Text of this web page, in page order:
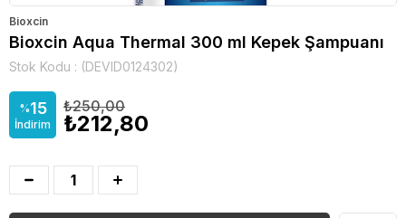
Bioxcin
Bioxcin Aqua Thermal 300 ml Kepek Şampuanı
Stok Kodu (DEVID0124302)
%15
İndirim
₺250,00
₺212,80